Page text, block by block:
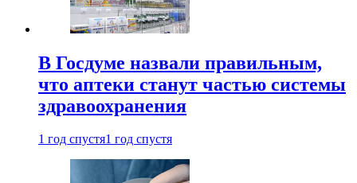
В Госдуме назвали правильным,
что аптеки станут частью системы
здравоохранения
1 год спустя1 год спустя